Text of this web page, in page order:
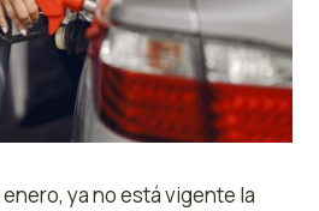
ya no está vigente la